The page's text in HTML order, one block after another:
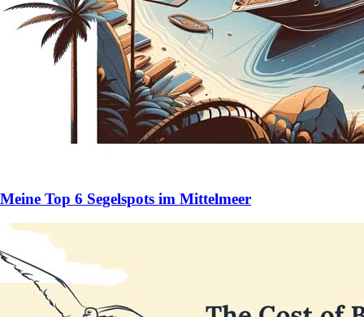
Meine Top 6 Segelspots im Mittelmeer